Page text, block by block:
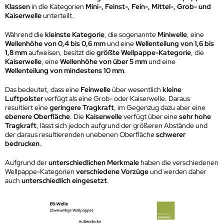
Klassenin die Kategorien Mini-, Feinst-, Fein-, Mittel-, Grob- und
Kaiserwelleunterteilt.
Während diekleinste Kategorie, die sogenannte Miniwelle, eine
Wellenhöhe von 0,4 bis 0,6 mmund eineWellenteilung von 1,6 bis
1,8 mmaufweisen, besitzt diegrößte Wellpappe-Kategorie, die
Kaiserwelle, eineWellenhöhe von über 5 mmund eine
Wellenteilung von mindestens 10 mm.
Das bedeutet, dass eine Feinwelleüber wesentlich kleine
Luftpolsterverfügt als eine Grob- oder Kaiserwelle. Daraus
resultiert einegeringere Tragkraft, im Gegenzug dazu aber eine
ebenere Oberfläche. Die Kaiserwelleverfügt über einesehr hohe
Tragkraft, lässt sich jedoch aufgrund der größeren Abstände und
der daraus resultierenden unebenen Oberflächeschwerer
bedrucken.
Aufgrund derunterschiedlichen Merkmalehaben die verschiedenen
Wellpappe-Kategorien verschiedene Vorzügeund werden daher
auch unterschiedlich eingesetzt.